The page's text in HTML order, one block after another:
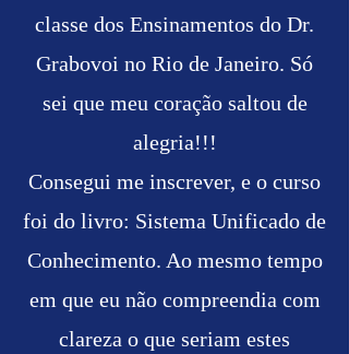
classe dos Ensinamentos do Dr.
Grabovoi no Rio de Janeiro. Só
sei que meu coração saltou de
alegria!!!
Consegui me inscrever, e o curso
foi do livro: Sistema Unificado de
Conhecimento. Ao mesmo tempo
em que eu não compreendia com
clareza o que seriam estes